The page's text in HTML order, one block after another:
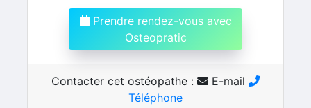
Prendre rendez-vous avec
Osteopratic
Contacter cet ostéopathe :
E-mail
Téléphone